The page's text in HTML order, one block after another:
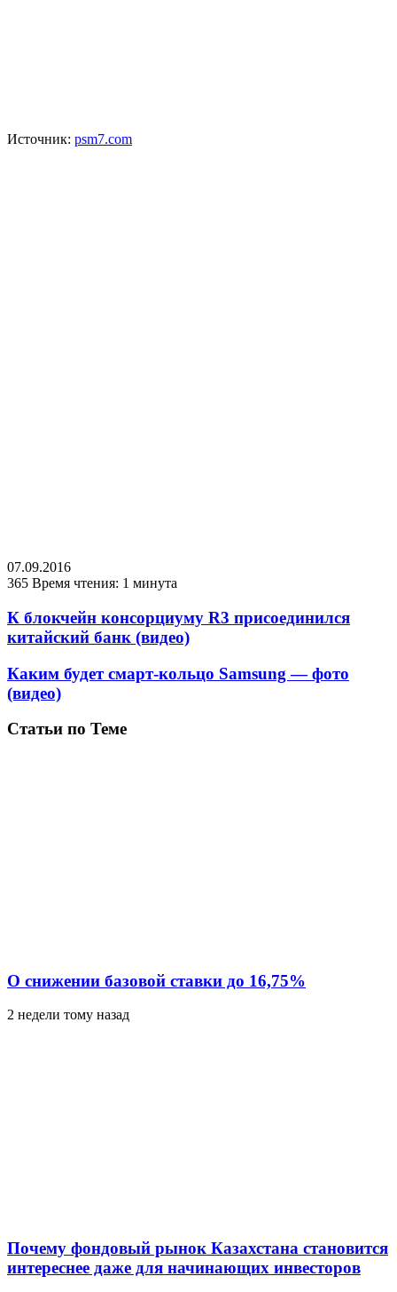
Источник: psm7.com
07.09.2016
365 Время чтения: 1 минута
К блокчейн консорциуму R3 присоединился
китайский банк (видео)
Каким будет смарт-кольцо Samsung — фото
(видео)
Статьи по Теме
О снижении базовой ставки до 16,75%
2 недели тому назад
Почему фондовый рынок Казахстана становится
интереснее даже для начинающих инвесторов